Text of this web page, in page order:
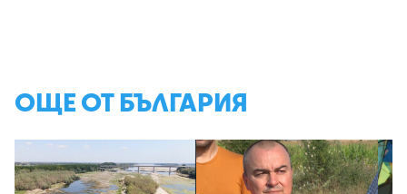
ОЩЕ ОТ БЪЛГАРИЯ